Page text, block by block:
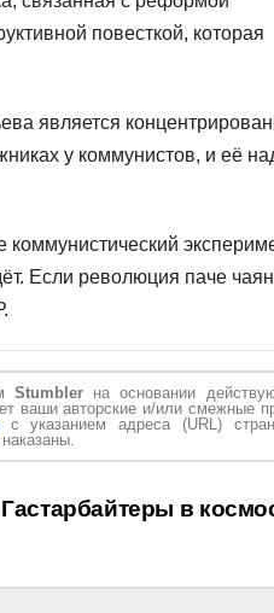
повесткой, которая
является
у коммунистов, и её
коммунистический
Если революция паче
Stumbler на основании
ваши авторские и/или смежные
указанием адреса (URL)
Гастарбайтеры в